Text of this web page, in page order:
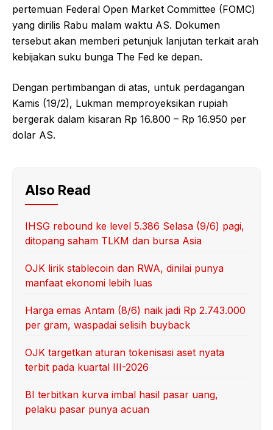
pertemuan Federal Open Market Committee (FOMC)
yang dirilis Rabu malam waktu AS. Dokumen
tersebut akan memberi petunjuk lanjutan terkait arah
kebijakan suku bunga The Fed ke depan.
Dengan pertimbangan di atas, untuk perdagangan
Kamis (19/2), Lukman memproyeksikan rupiah
bergerak dalam kisaran Rp 16.800 – Rp 16.950 per
dolar AS.
Also Read
IHSG rebound ke level 5.386 Selasa (9/6) pagi,
ditopang saham TLKM dan bursa Asia
OJK lirik stablecoin dan RWA, dinilai punya
manfaat ekonomi lebih luas
Harga emas Antam (8/6) naik jadi Rp 2.743.000
per gram, waspadai selisih buyback
OJK targetkan aturan tokenisasi aset nyata
terbit pada kuartal III-2026
BI terbitkan kurva imbal hasil pasar uang,
pelaku pasar punya acuan